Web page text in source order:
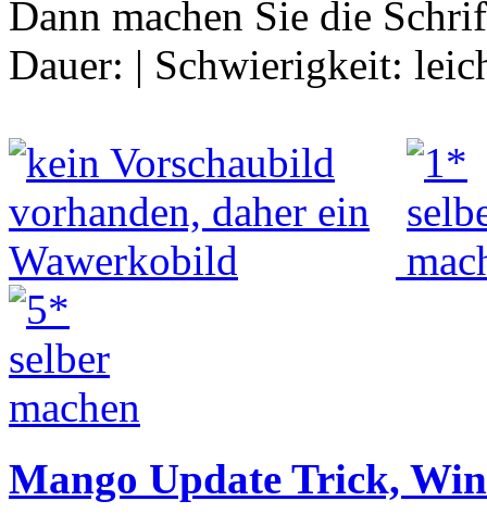
Dann machen Sie die
Dauer: | Schwierigkeit:
Mango Update Trick,